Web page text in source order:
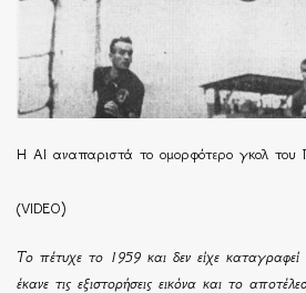
Η ΑΙ αναπαριστά το ομορφότερο γκολ του
(VIDEO)
Το πέτυχε το 1959 και δεν είχε καταγραφεί
έκανε τις εξιστορήσεις εικόνα και το